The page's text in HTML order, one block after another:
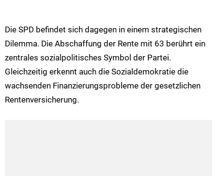
Die SPD befindet sich dagegen in einem strategischen
Dilemma. Die Abschaffung der Rente mit 63 berührt ein
zentrales sozialpolitisches Symbol der Partei.
Gleichzeitig erkennt auch die Sozialdemokratie die
wachsenden Finanzierungsprobleme der gesetzlichen
Rentenversicherung.